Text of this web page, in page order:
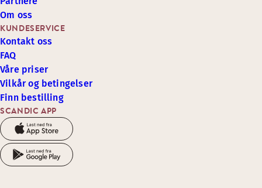
SCANDIC APP
KUNDESERVICE
Kontakt oss
FAQ
Våre priser
Vilkår og betingelser
Finn bestilling
Om oss